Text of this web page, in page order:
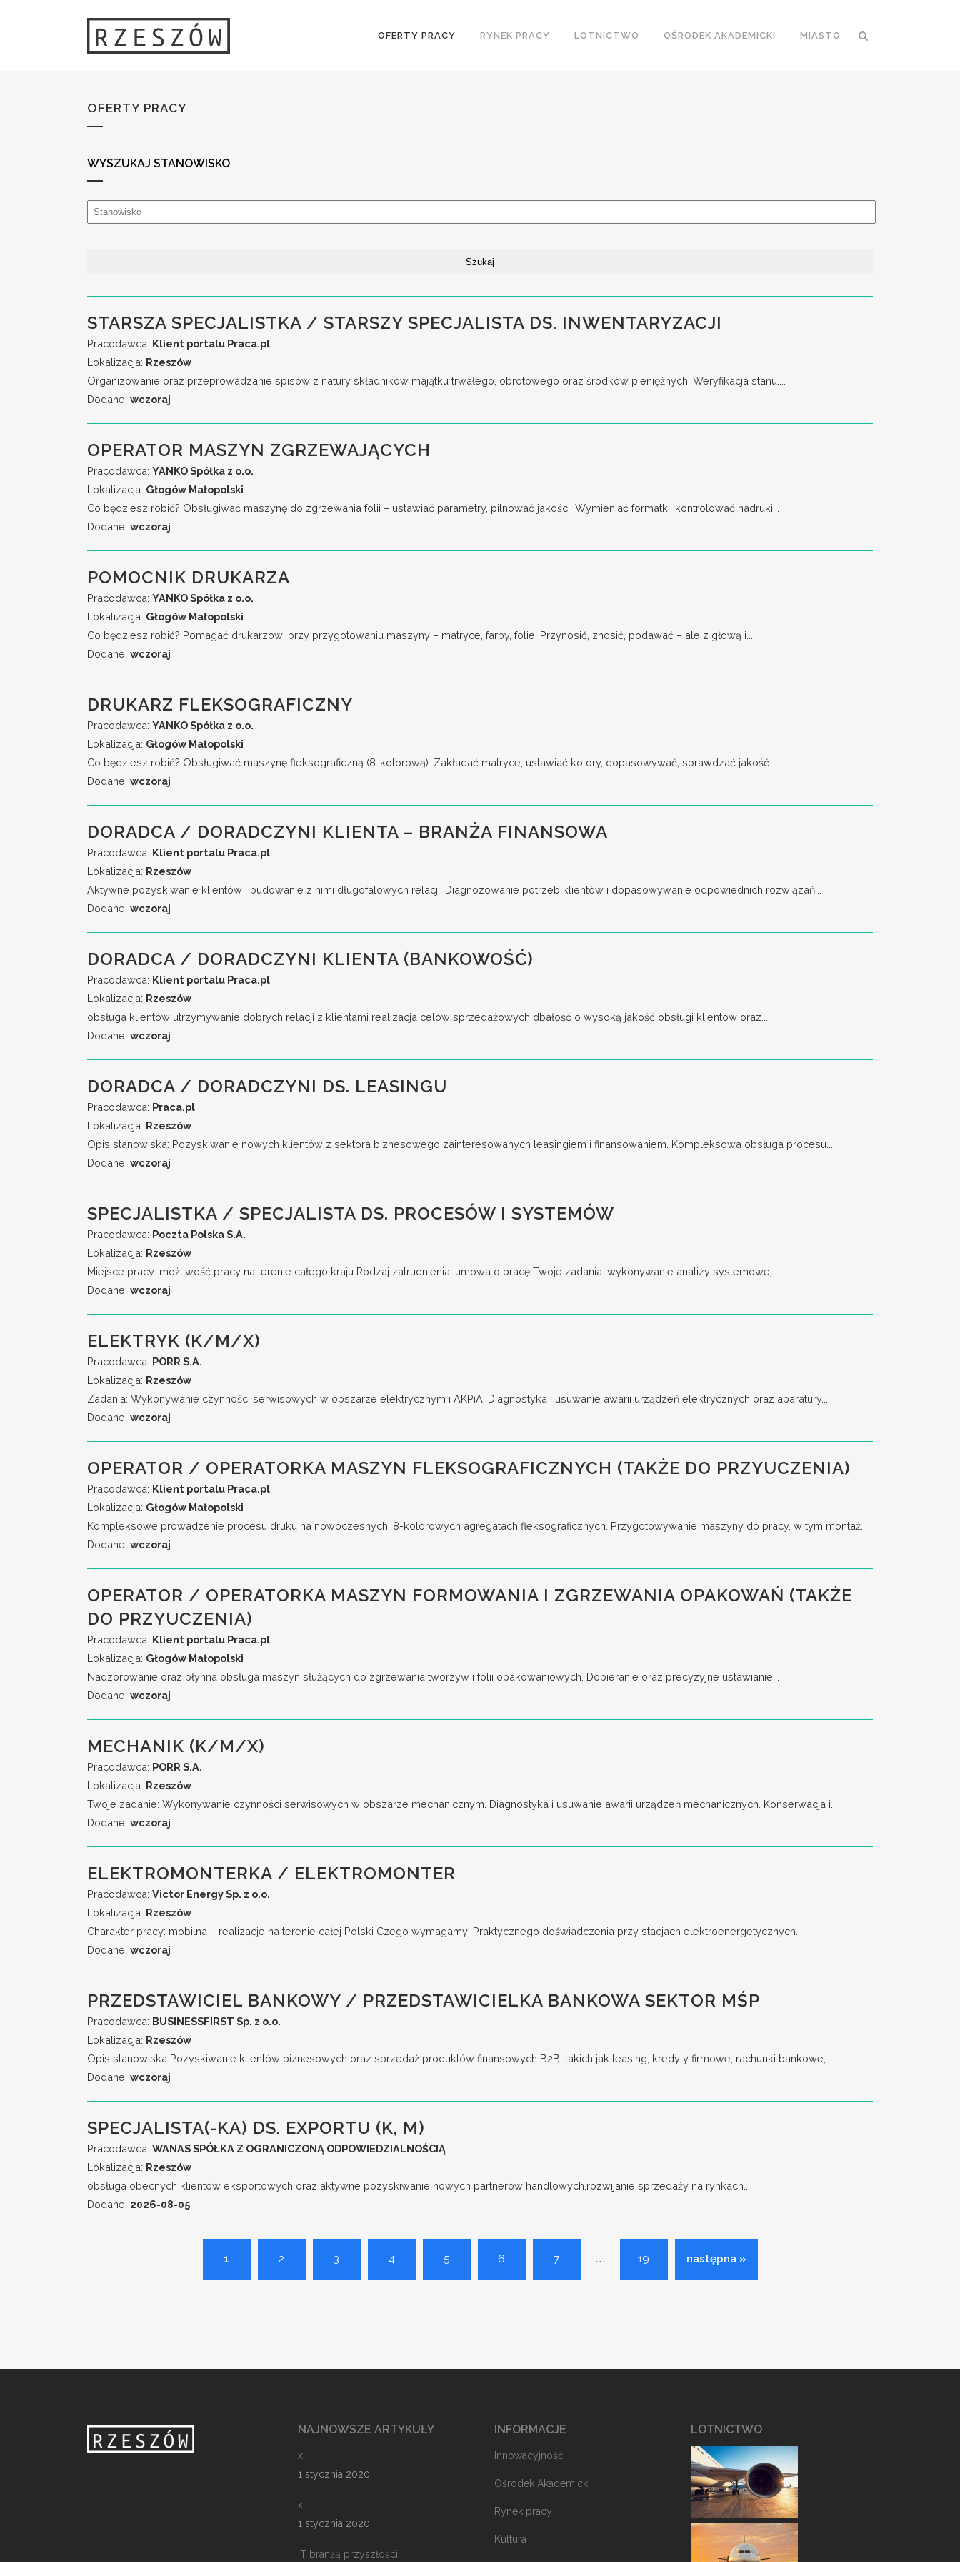
OFERTY PRACY RYNEK PRACY LOTNICTWO OŚRODEK AKADEMICKI MIASTO
OFERTY PRACY
WYSZUKAJ STANOWISKO
STARSZA SPECJALISTKA / STARSZY SPECJALISTA DS. INWENTARYZACJI
Pracodawca: Klient portalu Praca.pl
Lokalizacja: Rzeszów
Organizowanie oraz przeprowadzanie spisów z natury składników majątku trwałego, obrotowego oraz środków pieniężnych. Weryfikacja stanu,...
Dodane: wczoraj
OPERATOR MASZYN ZGRZEWAJĄCYCH
Pracodawca: YANKO Spółka z o.o.
Lokalizacja: Głogów Małopolski
Co będziesz robić? Obsługiwać maszynę do zgrzewania folii – ustawiać parametry, pilnować jakości. Wymieniać formatki, kontrolować nadruki...
Dodane: wczoraj
POMOCNIK DRUKARZA
Pracodawca: YANKO Spółka z o.o.
Lokalizacja: Głogów Małopolski
Co będziesz robić? Pomagać drukarzowi przy przygotowaniu maszyny – matryce, farby, folie. Przynosić, znosić, podawać – ale z głową i...
Dodane: wczoraj
DRUKARZ FLEKSOGRAFICZNY
Pracodawca: YANKO Spółka z o.o.
Lokalizacja: Głogów Małopolski
Co będziesz robić? Obsługiwać maszynę fleksograficzną (8-kolorową). Zakładać matryce, ustawiać kolory, dopasowywać, sprawdzać jakość...
Dodane: wczoraj
DORADCA / DORADCZYNI KLIENTA – BRANŻA FINANSOWA
Pracodawca: Klient portalu Praca.pl
Lokalizacja: Rzeszów
Aktywne pozyskiwanie klientów i budowanie z nimi długofalowych relacji. Diagnozowanie potrzeb klientów i dopasowywanie odpowiednich rozwiązań...
Dodane: wczoraj
DORADCA / DORADCZYNI KLIENTA (BANKOWOŚĆ)
Pracodawca: Klient portalu Praca.pl
Lokalizacja: Rzeszów
obsługa klientów utrzymywanie dobrych relacji z klientami realizacja celów sprzedażowych dbałość o wysoką jakość obsługi klientów oraz...
Dodane: wczoraj
DORADCA / DORADCZYNI DS. LEASINGU
Pracodawca: Praca.pl
Lokalizacja: Rzeszów
Opis stanowiska: Pozyskiwanie nowych klientów z sektora biznesowego zainteresowanych leasingiem i finansowaniem. Kompleksowa obsługa procesu...
Dodane: wczoraj
SPECJALISTKA / SPECJALISTA DS. PROCESÓW I SYSTEMÓW
Pracodawca: Poczta Polska S.A.
Lokalizacja: Rzeszów
Miejsce pracy: możliwość pracy na terenie całego kraju Rodzaj zatrudnienia: umowa o pracę Twoje zadania: wykonywanie analizy systemowej i...
Dodane: wczoraj
ELEKTRYK (K/M/X)
Pracodawca: PORR S.A.
Lokalizacja: Rzeszów
Zadania: Wykonywanie czynności serwisowych w obszarze elektrycznym i AKPiA. Diagnostyka i usuwanie awarii urządzeń elektrycznych oraz aparatury...
Dodane: wczoraj
OPERATOR / OPERATORKA MASZYN FLEKSOGRAFICZNYCH (TAKŻE DO PRZYUCZENIA)
Pracodawca: Klient portalu Praca.pl
Lokalizacja: Głogów Małopolski
Kompleksowe prowadzenie procesu druku na nowoczesnych, 8-kolorowych agregatach fleksograficznych. Przygotowywanie maszyny do pracy, w tym montaż...
Dodane: wczoraj
OPERATOR / OPERATORKA MASZYN FORMOWANIA I ZGRZEWANIA OPAKOWAŃ (TAKŻE
DO PRZYUCZENIA)
Pracodawca: Klient portalu Praca.pl
Lokalizacja: Głogów Małopolski
Nadzorowanie oraz płynna obsługa maszyn służących do zgrzewania tworzyw i folii opakowaniowych. Dobieranie oraz precyzyjne ustawianie...
Dodane: wczoraj
MECHANIK (K/M/X)
Pracodawca: PORR S.A.
Lokalizacja: Rzeszów
Twoje zadanie: Wykonywanie czynności serwisowych w obszarze mechanicznym. Diagnostyka i usuwanie awarii urządzeń mechanicznych. Konserwacja i...
Dodane: wczoraj
ELEKTROMONTERKA / ELEKTROMONTER
Pracodawca: Victor Energy Sp. z o.o.
Lokalizacja: Rzeszów
Charakter pracy: mobilna – realizacje na terenie całej Polski Czego wymagamy: Praktycznego doświadczenia przy stacjach elektroenergetycznych...
Dodane: wczoraj
PRZEDSTAWICIEL BANKOWY / PRZEDSTAWICIELKA BANKOWA SEKTOR MŚP
Pracodawca: BUSINESSFIRST Sp. z o.o.
Lokalizacja: Rzeszów
Opis stanowiska Pozyskiwanie klientów biznesowych oraz sprzedaż produktów finansowych B2B, takich jak leasing, kredyty firmowe, rachunki bankowe,...
Dodane: wczoraj
SPECJALISTA(-KA) DS. EXPORTU (K, M)
Pracodawca: WANAS SPÓŁKA Z OGRANICZONĄ ODPOWIEDZIALNOŚCIĄ
Lokalizacja: Rzeszów
obsługa obecnych klientów eksportowych oraz aktywne pozyskiwanie nowych partnerów handlowych,rozwijanie sprzedaży na rynkach...
Dodane: 2026-08-05
1 2 3 4 5 6 7 ... 19 następna »
NAJNOWSZE ARTYKUŁY
x
1 stycznia 2020
x
1 stycznia 2020
IT branżą przyszłości
INFORMACJE
Innowacyjność
Ośrodek Akademicki
Rynek pracy
Kultura
LOTNICTWO